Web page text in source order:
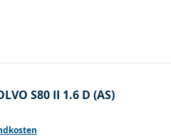
S80 II 1.6 D (AS)